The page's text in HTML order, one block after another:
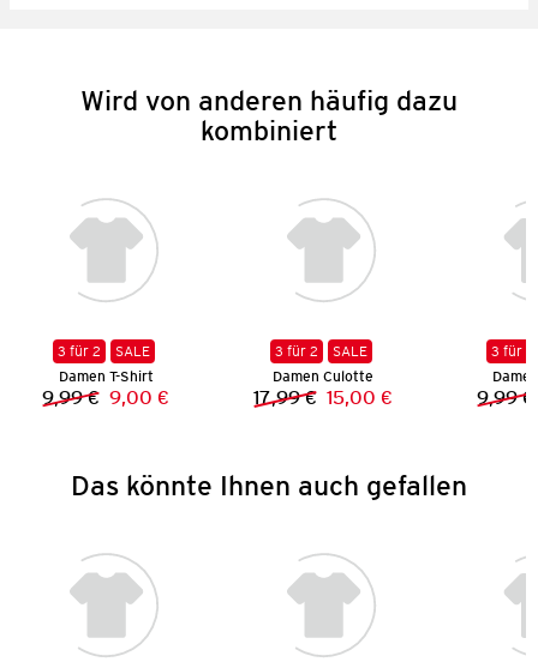
Wird von anderen häufig dazu
kombiniert
3 für 2
SALE
Damen T-Shirt
Vorheriger Preis:
9,99 € Neuer Preis:
9,00 €
3 für 2
SALE
Damen Culotte
Vorheriger Preis:
17,99 € Neuer Preis:
15,00 €
3 für 2
9,99 €
Das könnte Ihnen auch gefallen